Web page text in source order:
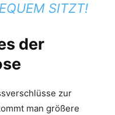
SITZT!
der
zur
man größere